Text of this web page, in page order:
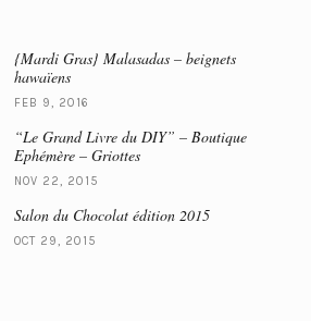
{Mardi Gras} Malasadas – beignets
hawaïens
FEB 9, 2016
“Le Grand Livre du DIY” – Boutique
Ephémère – Griottes
NOV 22, 2015
Salon du Chocolat édition 2015
OCT 29, 2015